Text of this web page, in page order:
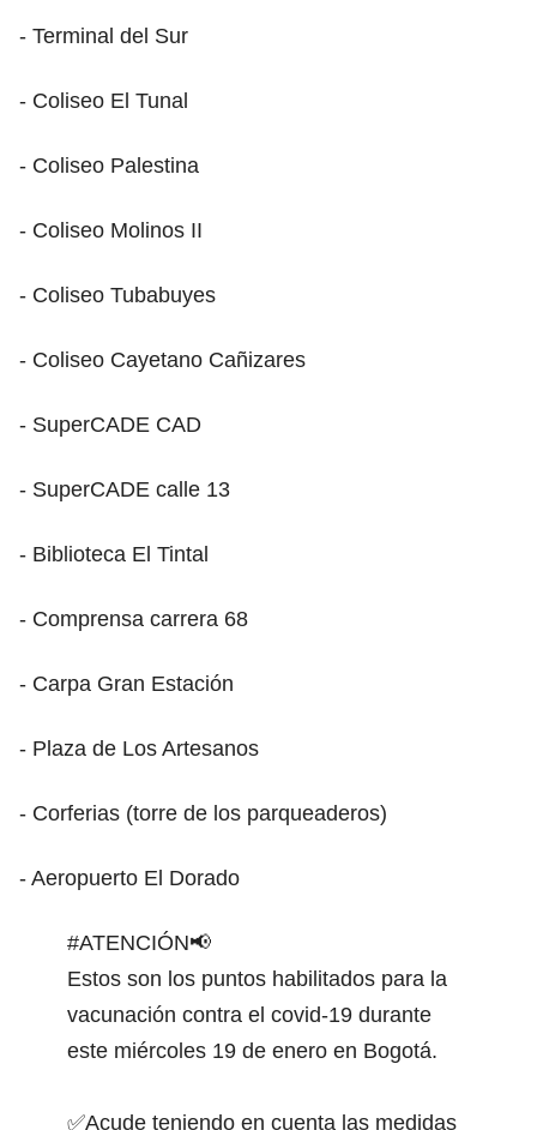
- Terminal del Sur
- Coliseo El Tunal
- Coliseo Palestina
- Coliseo Molinos II
- Coliseo Tubabuyes
- Coliseo Cayetano Cañizares
- SuperCADE CAD
- SuperCADE calle 13
- Biblioteca El Tintal
- Comprensa carrera 68
- Carpa Gran Estación
- Plaza de Los Artesanos
- Corferias (torre de los parqueaderos)
- Aeropuerto El Dorado
#ATENCIÓN📢
Estos son los puntos habilitados para la
vacunación contra el covid-19 durante
este miércoles 19 de enero en Bogotá.
✅Acude teniendo en cuenta las medidas